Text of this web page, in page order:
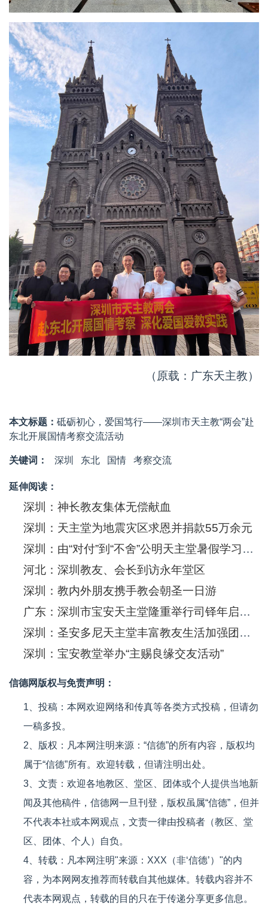
（原载：广东天主教）
本文标题： 砥砺初心，爱国笃行——深圳市天主教“两会”赴
东北开展国情考察交流活动
关键词： 深圳 东北 国情 考察交流
延伸阅读：
深圳：神长教友集体无偿献血
深圳：天主堂为地震灾区求恩并捐款55万余元
深圳：由“对付”到“不舍”公明天主堂暑假学习班吸引教友“回家”
河北：深圳教友、会长到访永年堂区
深圳：教内外朋友携手教会朝圣一日游
广东：深圳市宝安天主堂隆重举行司铎年启动仪式
深圳：圣安多尼天主堂丰富教友生活加强团结合作
深圳：宝安教堂举办“主赐良缘交友活动”
信德网版权与免责声明：
1、投稿：本网欢迎网络和传真等各类方式投稿，但请勿
一稿多投。
2、版权：凡本网注明来源：“信德”的所有内容，版权均
属于“信德”所有。欢迎转载，但请注明出处。
3、文责：欢迎各地教区、堂区、团体或个人提供当地新
闻及其他稿件，信德网一旦刊登，版权虽属“信德”，但并
不代表本社或本网观点，文责一律由投稿者（教区、堂
区、团体、个人）自负。
4、转载：凡本网注明"来源：XXX（非‘信德’）"的内
容，为本网网友推荐而转载自其他媒体。转载内容并不
代表本网观点，转载的目的只在于传递分享更多信息。